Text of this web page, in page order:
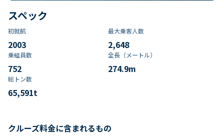
スペック
初就航
2003
最大乗客人数
2,648
乗組員数​
752
全長（メートル）
274.9m
総トン数​
65,591t
クルーズ料金に含まれるもの